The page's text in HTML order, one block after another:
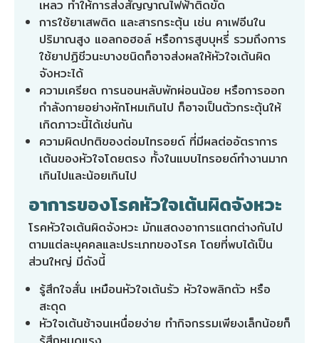
เหลว ทำให้การส่งสัญญาณไฟฟ้าติดขัด
การใช้ยาเสพติด และสารกระตุ้น เช่น คาเฟอีนใน
ปริมาณสูง แอลกอฮอล์ หรือการสูบบุหรี่ รวมถึงการ
ใช้ยาปฏิชีวนะบางชนิดก็อาจส่งผลให้หัวใจเต้นผิด
จังหวะได้
ความเครียด การนอนหลับพักผ่อนน้อย หรือการออก
กำลังกายอย่างหักโหมเกินไป ก็อาจเป็นตัวกระตุ้นให้
เกิดภาวะนี้ได้เช่นกัน
ความผิดปกติของต่อมไทรอยด์ ที่มีผลต่ออัตราการ
เต้นของหัวใจโดยตรง ทั้งในแบบไทรอยด์ทำงานมาก
เกินไปและน้อยเกินไป
อาการของโรคหัวใจเต้นผิดจังหวะ
โรคหัวใจเต้นผิดจังหวะ มักแสดงอาการแตกต่างกันไป
ตามแต่ละบุคคลและประเภทของโรค โดยที่พบได้เป็น
ส่วนใหญ่ มีดังนี้
รู้สึกใจสั่น เหมือนหัวใจเต้นรัว หัวใจพลิกตัว หรือ
สะดุด
หัวใจเต้นช้าจนเหนื่อยง่าย ทำกิจกรรมเพียงเล็กน้อยก็